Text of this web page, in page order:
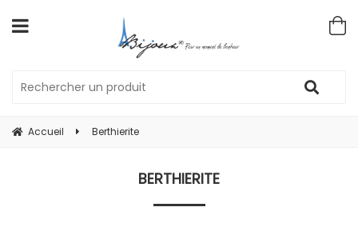
Accueil Berthierite
BERTHIERITE